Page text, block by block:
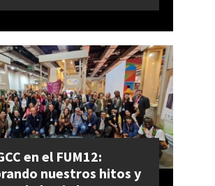
en el FUM12:
nuestros hitos y